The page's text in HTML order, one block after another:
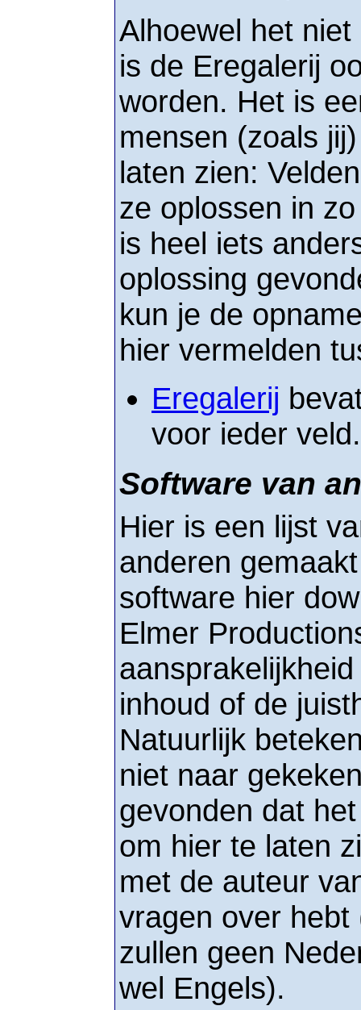
Alhoewel het
is de Eregalerij
worden. Het is
mensen (zoals
laten zien:
ze oplossen in
is heel iets
oplossing
kun je de
hier vermelden
Eregalerij
voor ieder veld.
Software van
Hier is een lijst
anderen
software hier
Elmer
inhoud of de
Natuurlijk
niet naar
gevonden dat
om hier te laten
met de auteur
vragen over
zullen geen
wel Engels).